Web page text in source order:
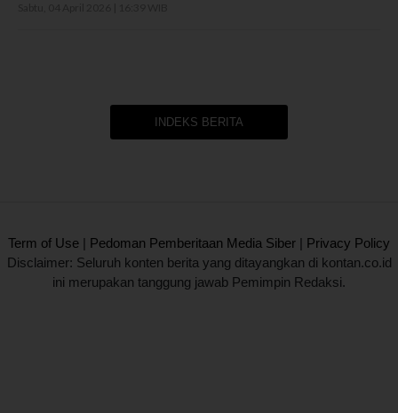
INDEKS BERITA
Term of Use | Pedoman Pemberitaan Media Siber | Privacy Policy
Disclaimer: Seluruh konten berita yang ditayangkan di kontan.co.id
ini merupakan tanggung jawab Pemimpin Redaksi.